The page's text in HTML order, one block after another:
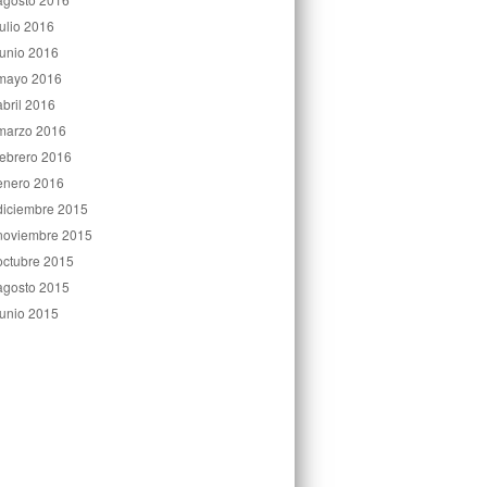
2016
2016
2016
2016
2016
2016
2016
2015
2015
2015
2015
2015